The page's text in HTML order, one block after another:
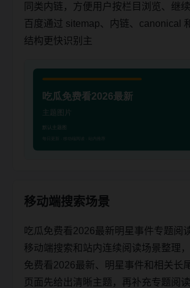
同类内链，方便用户按栏目浏览、继
百度通过 sitemap、内链、canonical
结构更快识别主
移动端搜索场景
吃瓜免费看2026最新明星事件专题阅
移动端搜索和站内连续阅读场景整理
免费看2026最新、明星事件和相关长
页面先给出清晰主题，再补充专题阅